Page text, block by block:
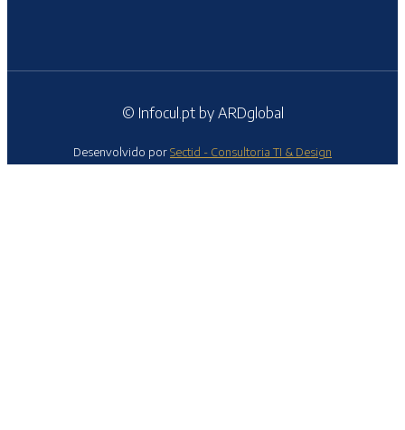
© Infocul.pt by ARDglobal
Desenvolvido porSectid - Consultoria TI & Design